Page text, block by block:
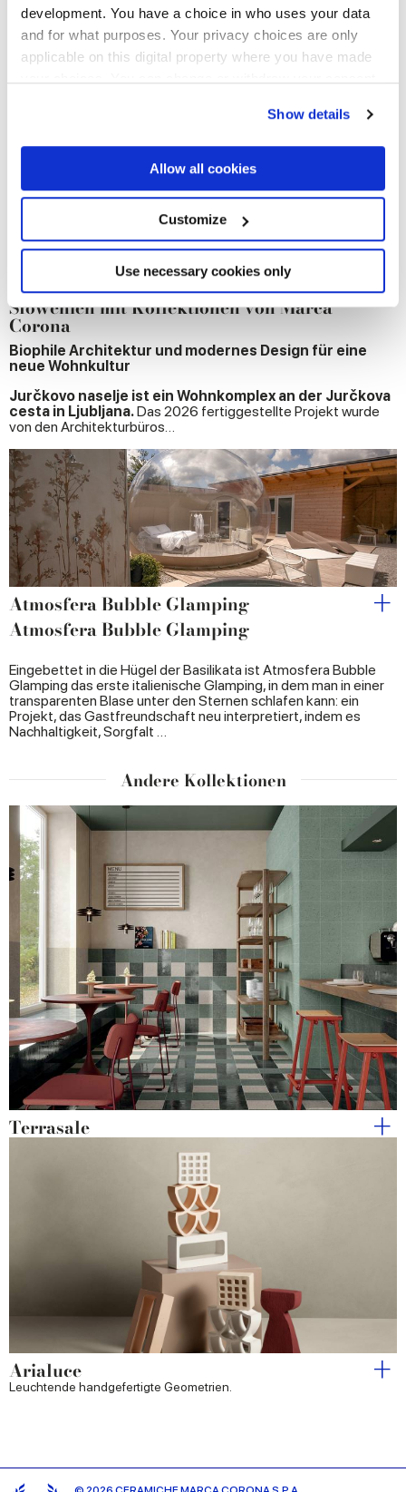
development. You have a choice in who uses your data
and for what purposes. Your privacy choices are only
applicable on this digital property where you have made
If you allow, we would also like to:
Collect information about your geographical
location which can be accurate to within several
Identify your device by actively scanning it for
specific characteristics (fingerprinting)
Find out more about how your personal data is processed
and set your preferences in thedetails section.
We use cookies to personalise content and ads, to
provide social media features and to analyse our traffic.
We also share information about your use of our site with
our social media, advertising and analytics partners who
may combine it with other information that you’ve
of their services.
Show details
Allow all cookies
Customize
Use necessary cookies only
LOGOS GREIGE LOGOS GREY
Projekte
Wohnkomplex
Jurčkovo naselje: ein Wohnprojekt in
Slowenien mit Kollektionen von Marca
Corona
Biophile Architektur und modernes Design für eine
neue Wohnkultur
Jurčkovo naselje ist ein Wohnkomplex an der Jurčkova
cesta in Ljubljana.Das 2026 fertiggestellte Projekt wurde
von den Architekturbüros…
Atmosfera Bubble Glamping
Atmosfera Bubble Glamping
Eingebettet in die Hügel der Basilikata ist Atmosfera Bubble
Glamping das erste italienische Glamping, in dem man in einer
transparenten Blase unter den Sternen schlafen kann: ein
Projekt, das Gastfreundschaft neu interpretiert, indem es
Nachhaltigkeit, Sorgfalt …
Andere Kollektionen
Terrasale
Arialuce
Leuchtende handgefertigte Geometrien.